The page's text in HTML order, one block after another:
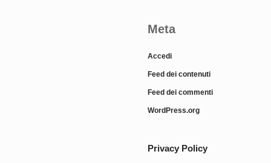
Meta
Accedi
Feed dei contenuti
Feed dei commenti
WordPress.org
Privacy Policy